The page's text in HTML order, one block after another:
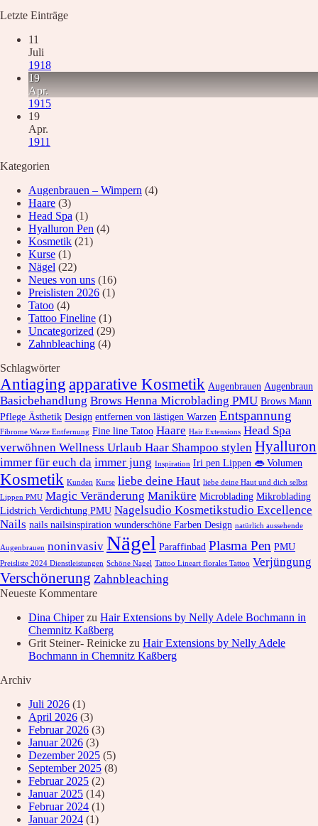
Letzte Einträge
11
Juli
1918
19
Apr.
1915
19
Apr.
1911
Kategorien
Augenbrauen – Wimpern (4)
Haare (3)
Head Spa (1)
Hyalluron Pen (4)
Kosmetik (21)
Kurse (1)
Nägel (22)
Neues von uns (16)
Preislisten 2026 (1)
Tatoo (4)
Tattoo Fineline (1)
Uncategorized (29)
Zahnbleaching (4)
Schlagwörter
Antiagingapparative Kosmetik Augenbrauen Augenbraun
Basicbehandlung Brows Henna Microblading PMU Brows Mann
Pflege Ästhetik Design entfernen von lästigen Warzen Entspannung
Fibrome Warze Entfernung Fine line Tatoo Haare Hair Extensions Head Spa
verwöhnen Wellness Urlaub Haar Shampoo stylen Hyalluron
immer für euch da immer jung Inspiration Iri pen Lippen 👄 Volumen
Kosmetik Kunden Kurse liebe deine Haut liebe deine Haut und dich selbst
Lippen PMU Magic Veränderung Maniküre Microblading Mikroblading
Lidstrich Verdichtung PMU Nagelsudio Kosmetikstudio Excellence
Nails nails nailsinspiration wunderschöne Farben Design natürlich aussehende
Augenbrauen noninvasiv Nägel Paraffinbad Plasma Pen PMU
Preisliste 2024 Dienstleistungen Schöne Nagel Tattoo Lineart florales Tattoo Verjüngung
Verschönerung Zahnbleaching
Neueste Kommentare
Dina Chiperzu Hair Extensions by Nelly Adele Bochmann in
Chemnitz Kaßberg
Grit Steiner- Reinicke zu Hair Extensions by Nelly Adele
Bochmann in Chemnitz Kaßberg
Archiv
Juli 2026 (1)
April 2026 (3)
Februar 2026 (3)
Januar 2026 (3)
Dezember 2025 (5)
September 2025 (8)
Februar 2025 (2)
Januar 2025 (14)
Februar 2024 (1)
Januar 2024 (1)